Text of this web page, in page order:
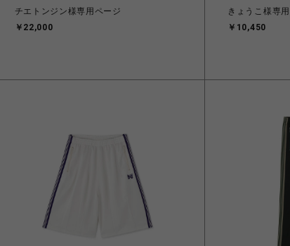
チエトンジン様専用ページ
￥22,000
きょうこ様専
￥10,450